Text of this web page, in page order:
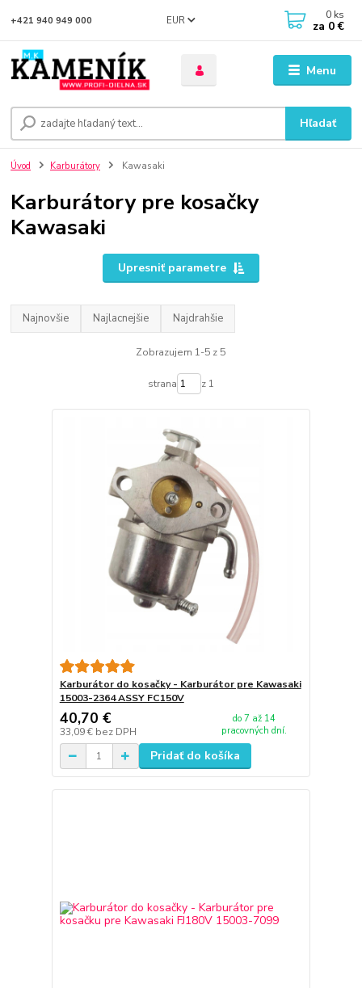
Menu
EUR
Hľadať
+421 940 949 000 0 ks
za 0 €
Úvod Karburátory Kawasaki
Karburátory pre kosačky
Kawasaki
Upresniť parametre
Najnovšie Najlacnejšie Najdrahšie
Zobrazujem 1-5 z 5
strana z 1
Karburátor do kosačky - Karburátor pre Kawasaki
15003-2364 ASSY FC150V
40,70 €
33,09 € bez DPH
do 7 až 14
pracovných dní.
Pridať do košíka